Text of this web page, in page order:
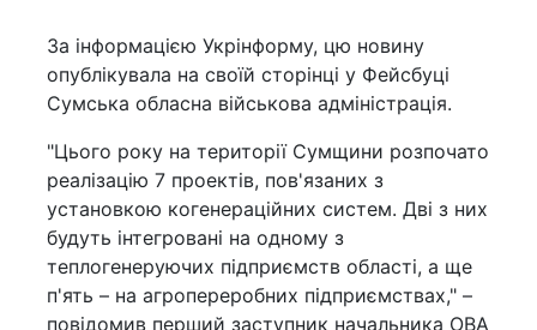
За інформацією Укрінформу, цю новину
опублікувала на своїй сторінці у Фейсбуці
Сумська обласна військова адміністрація.
"Цього року на території Сумщини розпочато
реалізацію 7 проектів, пов'язаних з
установкою когенераційних систем. Дві з них
будуть інтегровані на одному з
теплогенеруючих підприємств області, а ще
п'ять – на агропереробних підприємствах," –
повідомив перший заступник начальника ОВА